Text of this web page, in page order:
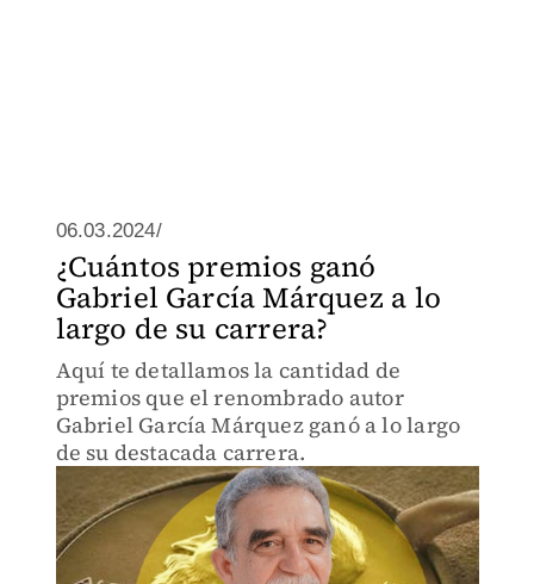
06.03.2024/
¿Cuántos premios ganó
Gabriel García Márquez a lo
largo de su carrera?
Aquí te detallamos la cantidad de
premios que el renombrado autor
Gabriel García Márquez ganó a lo largo
de su destacada carrera.